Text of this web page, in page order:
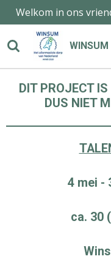
Ga
direct
naar
hoofdinhoud
Welkom in ons
DIT PROJECT
DUS NIET
4 mei -
ca. 30